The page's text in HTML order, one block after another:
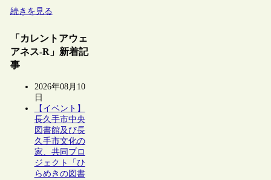
続きを見る
「カレントアウェ
アネス-R」新着記
事
2026年08月10
日
【イベント】
長久手市中央
図書館及び長
久手市文化の
家、共同プロ
ジェクト「ひ
らめきの図書